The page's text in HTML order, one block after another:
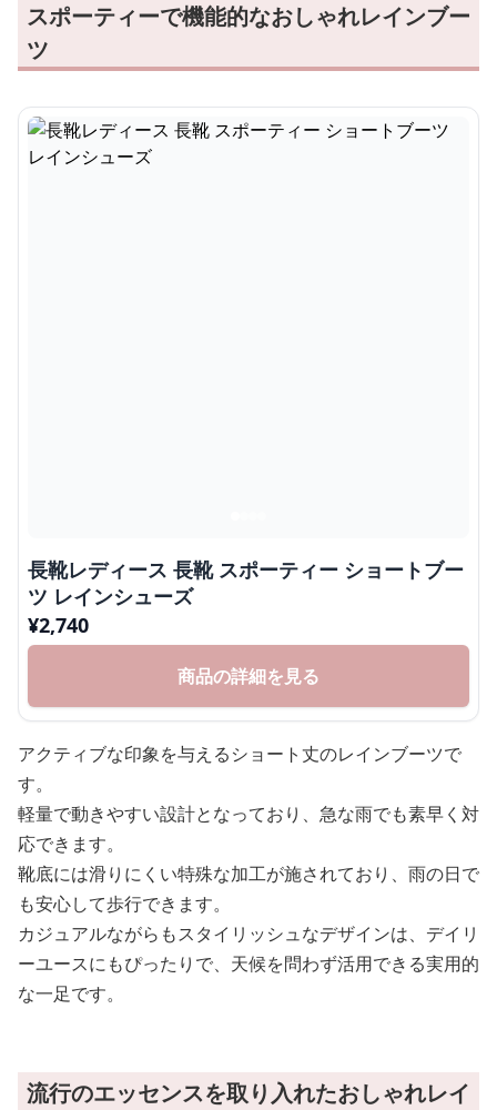
スポーティーで機能的なおしゃれレインブー
ツ
長靴レディース 長靴 スポーティー ショートブー
ツ レインシューズ
¥2,740
商品の詳細を見る
アクティブな印象を与えるショート丈のレインブーツで
す。
軽量で動きやすい設計となっており、急な雨でも素早く対
応できます。
靴底には滑りにくい特殊な加工が施されており、雨の日で
も安心して歩行できます。
カジュアルながらもスタイリッシュなデザインは、デイリ
ーユースにもぴったりで、天候を問わず活用できる実用的
な一足です。
流行のエッセンスを取り入れたおしゃれレイ